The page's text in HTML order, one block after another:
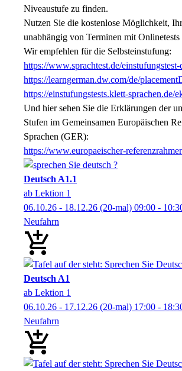
Niveaustufe zu finden.
Nutzen Sie die kostenlose Möglichkeit,
unabhängig von Terminen mit Onlinetests
Wir empfehlen für die Selbsteinstufung:
https://www.sprachtest.de/einstufungstest-
https://learngerman.dw.com/de/
https://einstufungstests.klett-sprachen.de/
Und hier sehen Sie die Erklärungen der
Stufen im Gemeinsamen Europäischen
Sprachen (GER):
https://www.europaeischer-
Deutsch A1.1
ab Lektion 1
06.10.26 - 18.12.26 (20-mal) 09:00 -
Neufahrn
Deutsch A1
ab Lektion 1
06.10.26 - 17.12.26 (20-mal) 17:00 -
Neufahrn